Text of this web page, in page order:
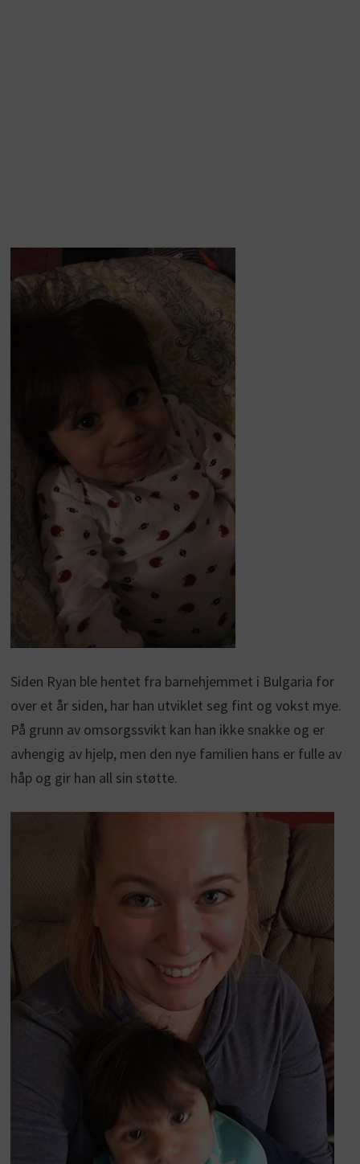
Siden Ryan ble hentet fra barnehjemmet i Bulgaria for
over et år siden, har han utviklet seg fint og vokst mye.
På grunn av omsorgssvikt kan han ikke snakke og er
avhengig av hjelp, men den nye familien hans er fulle av
håp og gir han all sin støtte.